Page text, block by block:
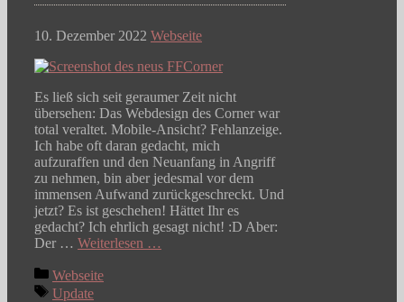
10. Dezember 2022 Webseite
Es ließ sich seit geraumer Zeit nicht
übersehen: Das Webdesign des Corner war
total veraltet. Mobile-Ansicht? Fehlanzeige.
Ich habe oft daran gedacht, mich
aufzuraffen und den Neuanfang in Angriff
zu nehmen, bin aber jedesmal vor dem
immensen Aufwand zurückgeschreckt. Und
jetzt? Es ist geschehen! Hättet Ihr es
gedacht? Ich ehrlich gesagt nicht! :D Aber:
Der … Weiterlesen …
Kategorien
Webseite
Schlagwörter
Update